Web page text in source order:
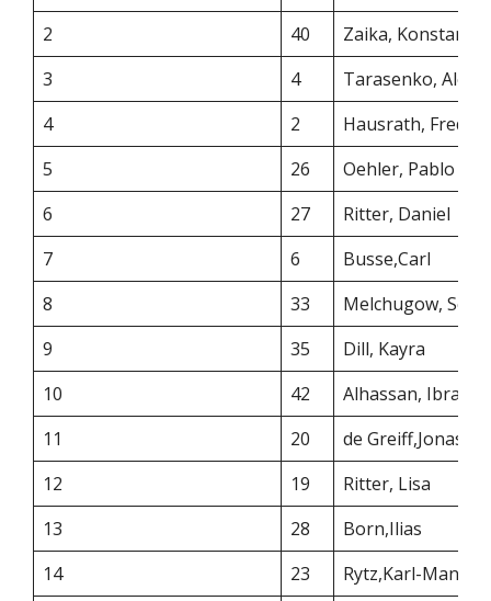
2
40
Zaika, Konstanti
3
4
Tarasenko, Alexa
4
2
Hausrath, Freder
5
26
Oehler, Pablo
6
27
Ritter, Daniel
7
6
Busse,Carl
8
33
Melchugow,
9
35
Dill, Kayra
10
42
Alhassan, Ibrahi
11
20
de Greiff,Jonas
12
19
Ritter, Lisa
13
28
Born,Ilias
14
23
Rytz,Karl-Manik